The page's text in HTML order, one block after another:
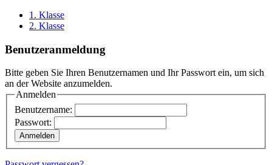
1. Klasse
2. Klasse
Benutzeranmeldung
Bitte geben Sie Ihren Benutzernamen und Ihr Passwort ein, um sich
an der Website anzumelden.
Anmelden
Benutzername:
Passwort: